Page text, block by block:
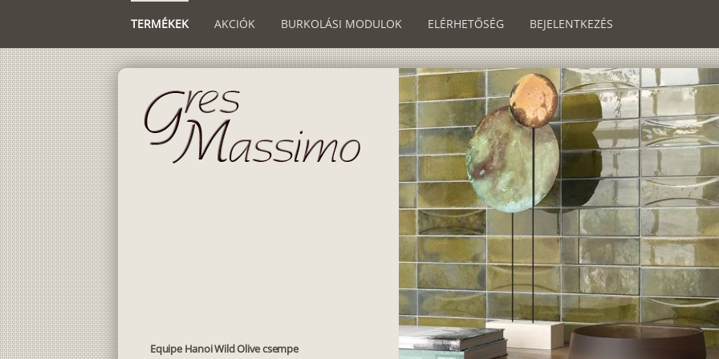
TERMÉKEK AKCIÓK BURKOLÁSI MODULOK ELÉRHETŐSÉG BEJELENTKEZÉS
Equipe Hanoi Wild Olive csempe